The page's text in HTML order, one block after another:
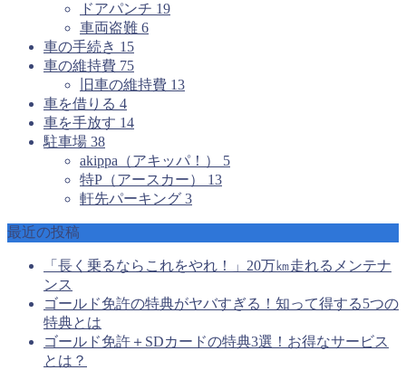
ドアパンチ 19
車両盗難 6
車の手続き 15
車の維持費 75
旧車の維持費 13
車を借りる 4
車を手放す 14
駐車場 38
akippa（アキッパ！） 5
特P（アースカー） 13
軒先パーキング 3
最近の投稿
「長く乗るならこれをやれ！」20万㎞走れるメンテナ
ンス
ゴールド免許の特典がヤバすぎる！知って得する5つの
特典とは
ゴールド免許＋SDカードの特典3選！お得なサービス
とは？